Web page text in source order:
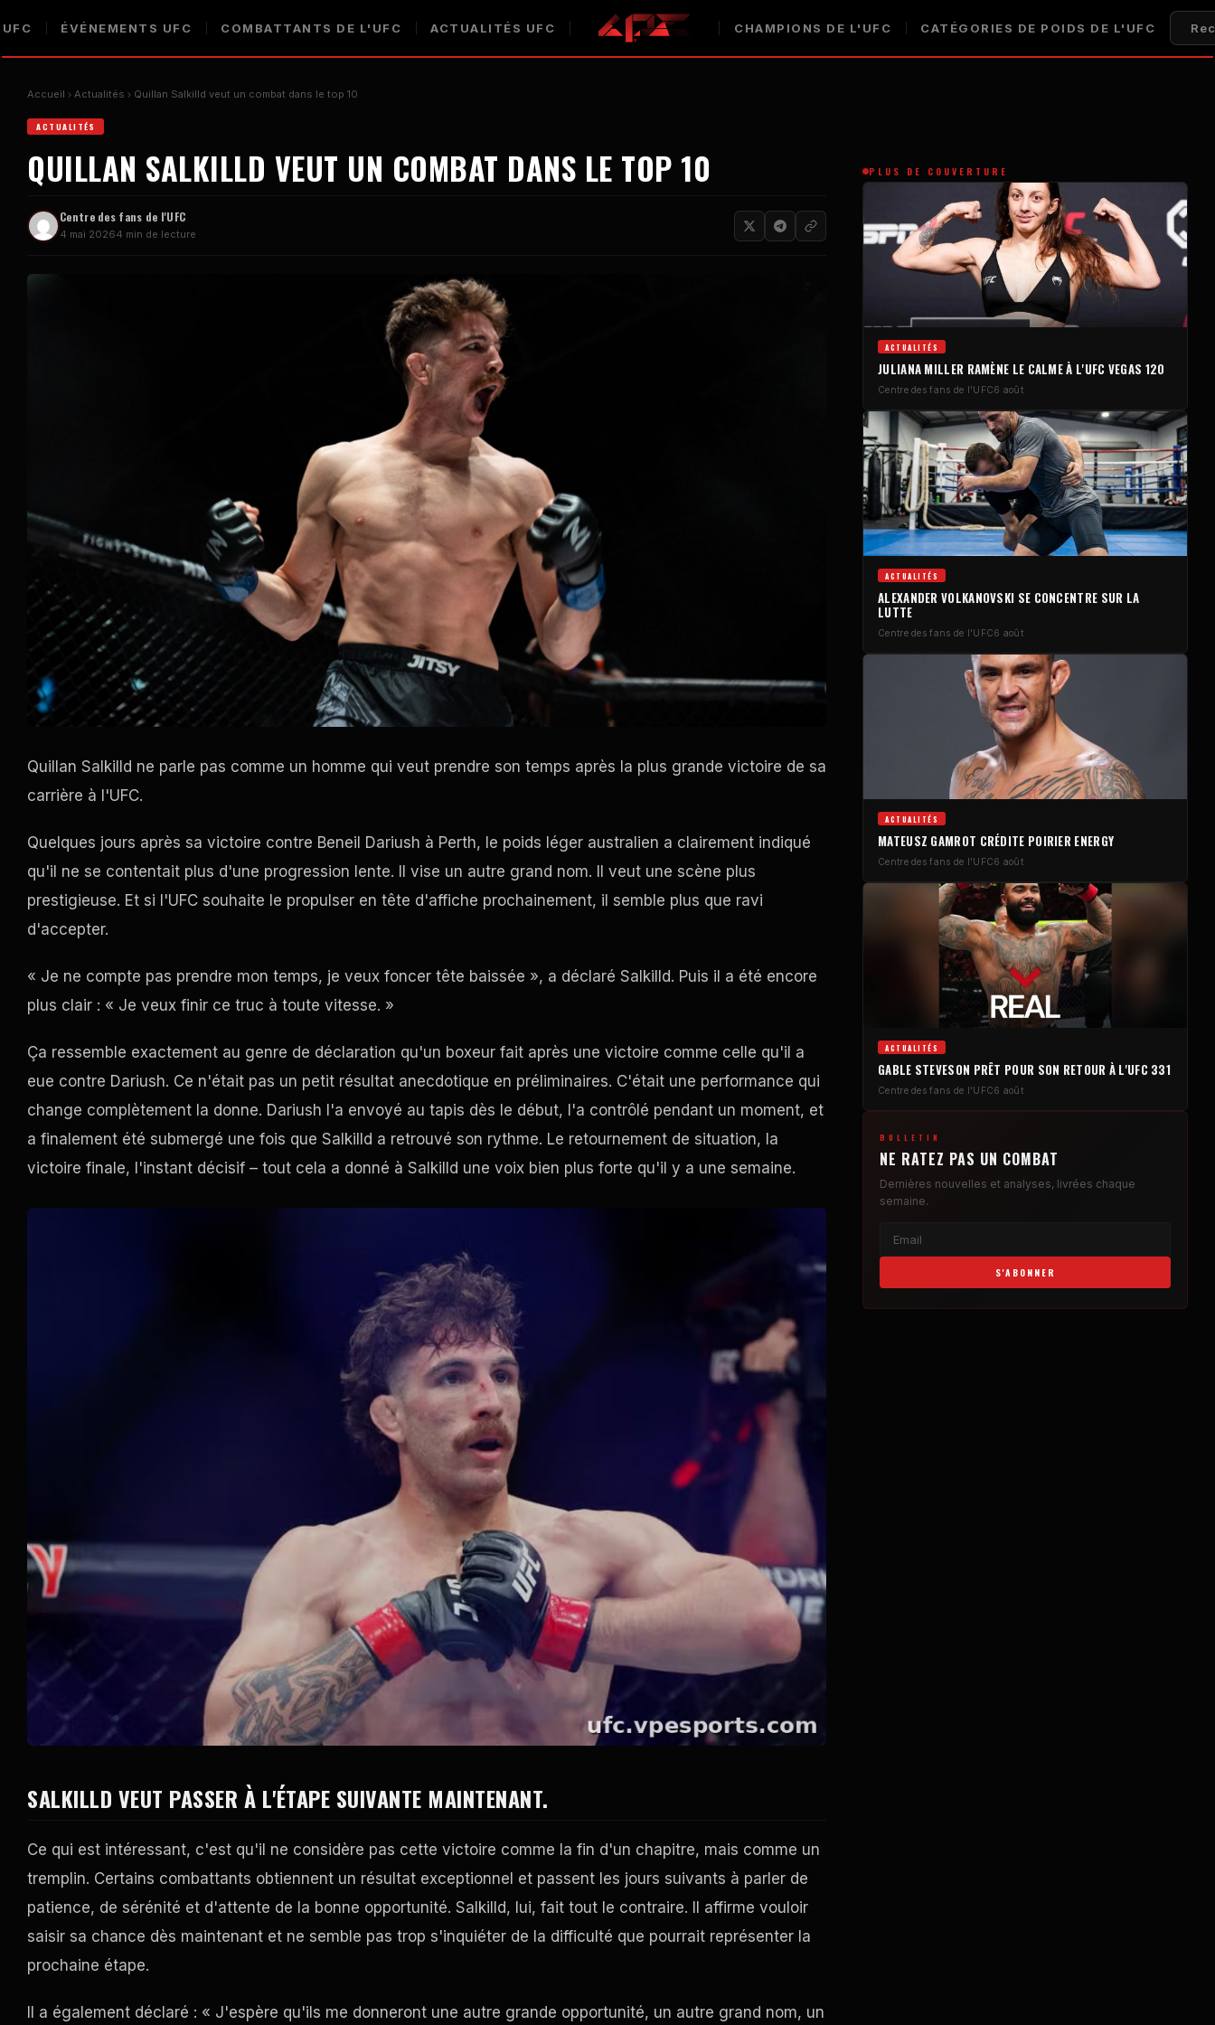
ÉVÉNEMENTS UFC COMBATTANTS DE L'UFC ACTUALITÉS UFC CHAMPIONS DE L'UFC CATÉGORIES DE POIDS DE L'UFC
Accueil Actualités Quillan Salkilld veut un combat dans le top 10
ACTUALITÉS
QUILLAN SALKILLD VEUT UN COMBAT DANS LE TOP 10
Centre des fans de l'UFC
4 mai 20264 min de lecture
Quillan Salkilld ne parle pas comme un homme qui veut prendre son temps après la plus grande victoire de sa
carrière à l'UFC.
Quelques jours après sa victoire contre Beneil Dariush à Perth, le poids léger australien a clairement indiqué
qu'il ne se contentait plus d'une progression lente. Il vise un autre grand nom. Il veut une scène plus
prestigieuse. Et si l'UFC souhaite le propulser en tête d'affiche prochainement, il semble plus que ravi
d'accepter.
« Je ne compte pas prendre mon temps, je veux foncer tête baissée », a déclaré Salkilld. Puis il a été encore
plus clair : « Je veux finir ce truc à toute vitesse. »
Ça ressemble exactement au genre de déclaration qu'un boxeur fait après une victoire comme celle qu'il a
eue contre Dariush. Ce n'était pas un petit résultat anecdotique en préliminaires. C'était une performance qui
change complètement la donne. Dariush l'a envoyé au tapis dès le début, l'a contrôlé pendant un moment, et
a finalement été submergé une fois que Salkilld a retrouvé son rythme. Le retournement de situation, la
victoire finale, l'instant décisif – tout cela a donné à Salkilld une voix bien plus forte qu'il y a une semaine.
SALKILLD VEUT PASSER À L'ÉTAPE SUIVANTE MAINTENANT.
Ce qui est intéressant, c'est qu'il ne considère pas cette victoire comme la fin d'un chapitre, mais comme un
tremplin. Certains combattants obtiennent un résultat exceptionnel et passent les jours suivants à parler de
patience, de sérénité et d'attente de la bonne opportunité. Salkilld, lui, fait tout le contraire. Il affirme vouloir
saisir sa chance dès maintenant et ne semble pas trop s'inquiéter de la difficulté que pourrait représenter la
prochaine étape.
Il a également déclaré : « J'espère qu'ils me donneront une autre grande opportunité, un autre grand nom, un
PLUS DE COUVERTURE
ACTUALITÉS
JULIANA MILLER RAMÈNE LE CALME À L'UFC VEGAS 120
Centre des fans de l'UFC6 août
ACTUALITÉS
ALEXANDER VOLKANOVSKI SE CONCENTRE SUR LA
LUTTE
Centre des fans de l'UFC6 août
ACTUALITÉS
MATEUSZ GAMROT CRÉDITE POIRIER ENERGY
Centre des fans de l'UFC6 août
ACTUALITÉS
GABLE STEVESON PRÊT POUR SON RETOUR À L'UFC 331
Centre des fans de l'UFC6 août
BULLETIN
NE RATEZ PAS UN COMBAT
Dernières nouvelles et analyses, livrées chaque
semaine.
S'ABONNER